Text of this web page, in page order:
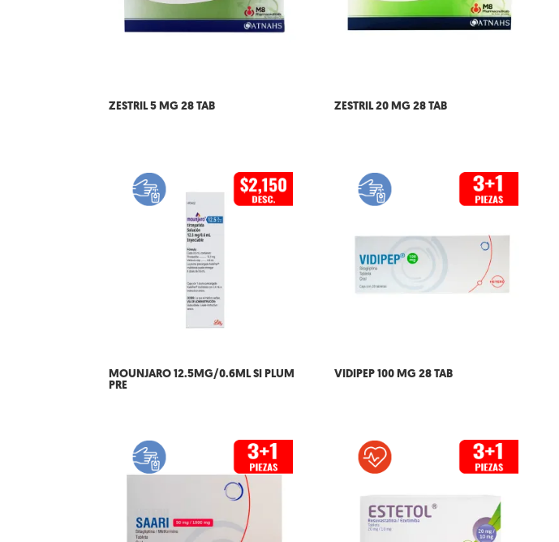
ZESTRIL 5 MG 28 TAB ZESTRIL 20 MG 28 TAB
MOUNJARO 12.5MG/0.6ML SI PLUM
PRE
VIDIPEP 100 MG 28 TAB